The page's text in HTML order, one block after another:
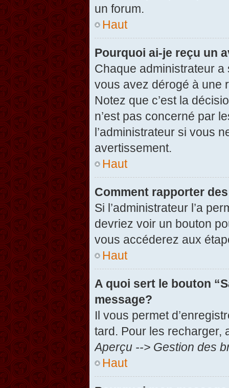
un forum.
Haut
Pourquoi ai-je reçu un
Chaque administrateur
vous avez dérogé à une
Notez que c’est la
n’est pas concerné par
l’administrateur si vous
avertissement.
Haut
Comment rapporter
Si l’administrateur l’a
devriez voir un bouton
vous accéderez aux
Haut
A quoi sert le bouton
message?
Il vous permet
tard. Pour les recharger,
Aperçu --> Gestion des
Haut